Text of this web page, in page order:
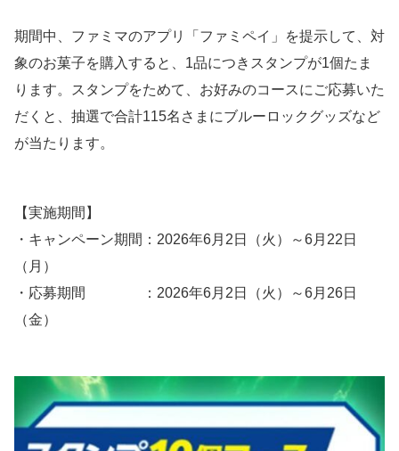
期間中、ファミマのアプリ「ファミペイ」を提示して、対
象のお菓子を購入すると、1品につきスタンプが1個たま
ります。スタンプをためて、お好みのコースにご応募いた
だくと、抽選で合計115名さまにブルーロックグッズなど
が当たります。
【実施期間】
・キャンペーン期間：2026年6月2日（火）～6月22日
（月）
・応募期間 ：2026年6月2日（火）～6月26日
（金）